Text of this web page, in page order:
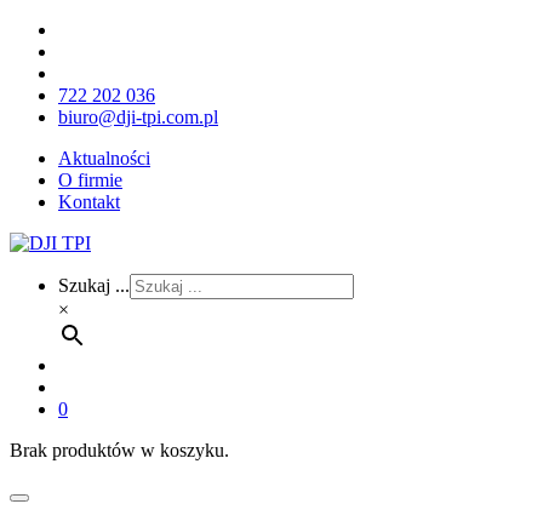
722 202 036
biuro@dji-tpi.com.pl
Aktualności
O firmie
Kontakt
Szukaj ...
×
0
Brak produktów w koszyku.